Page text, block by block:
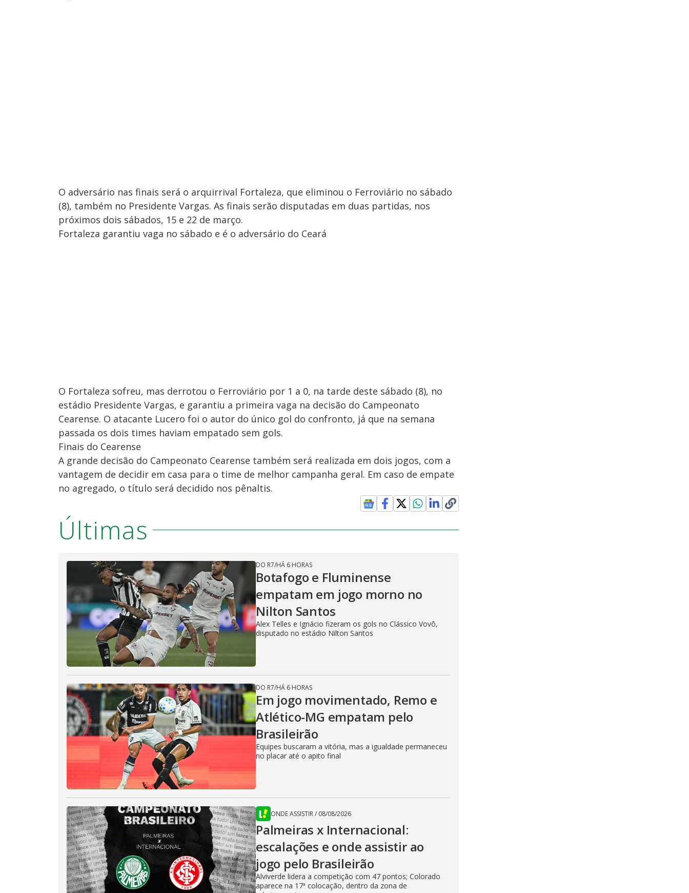
O adversário nas finais será o arquirrival Fortaleza, que eliminou o Ferroviário no sábado
(8), também no Presidente Vargas. As finais serão disputadas em duas partidas, nos
próximos dois sábados, 15 e 22 de março.
Fortaleza garantiu vaga no sábado e é o adversário do Ceará
O Fortaleza sofreu, mas derrotou o Ferroviário por 1 a 0, na tarde deste sábado (8), no
estádio Presidente Vargas, e garantiu a primeira vaga na decisão do Campeonato
Cearense. O atacante Lucero foi o autor do único gol do confronto, já que na semana
passada os dois times haviam empatado sem gols.
Finais do Cearense
A grande decisão do Campeonato Cearense também será realizada em dois jogos, com a
vantagem de decidir em casa para o time de melhor campanha geral. Em caso de empate
no agregado, o título será decidido nos pênaltis.
Últimas
DO R7/HÁ 6 HORAS
Botafogo e Fluminense
empatam em jogo morno no
Nilton Santos
Alex Telles e Ignácio fizeram os gols no Clássico Vovô,
disputado no estádio Nilton Santos
DO R7/HÁ 6 HORAS
Em jogo movimentado, Remo e
Atlético-MG empatam pelo
Brasileirão
Equipes buscaram a vitória, mas a igualdade permaneceu
no placar até o apito final
ONDE ASSISTIR/ 08/08/2026
Palmeiras x Internacional:
escalações e onde assistir ao
jogo pelo Brasileirão
Alviverde lidera a competição com 47 pontos; Colorado
aparece na 17ª colocação, dentro da zona de